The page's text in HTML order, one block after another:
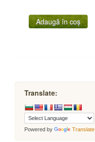
Adaugă în coș
Translate:
Powered by Translate